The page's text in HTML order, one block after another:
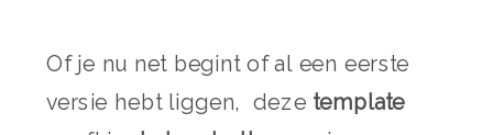
Of je nu net begint of al een eerste
versie hebt liggen, deze template